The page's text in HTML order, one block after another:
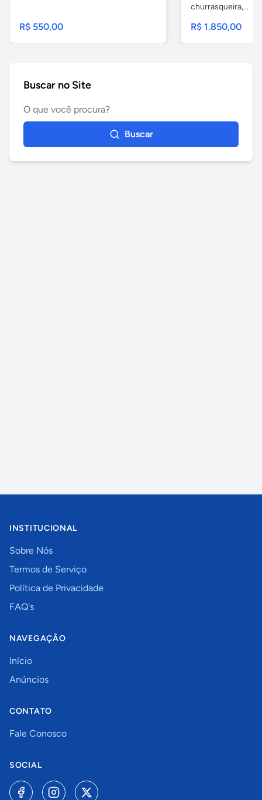
R$ 550,00
churrasqueira,...
R$ 1.850,00
Buscar no Site
Buscar
INSTITUCIONAL
Sobre Nós
Termos de Serviço
Política de Privacidade
FAQ's
NAVEGAÇÃO
Início
Anúncios
CONTATO
Fale Conosco
SOCIAL